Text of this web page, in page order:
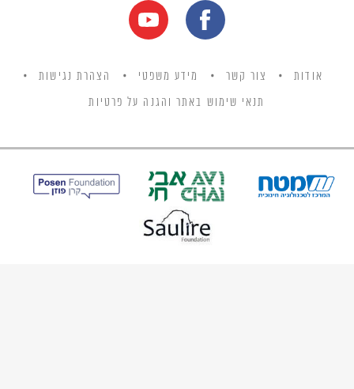
אודות צור קשר מידע משפטי הצהרת נגישות
תנאי שימוש באתר והגנה על פרטיות